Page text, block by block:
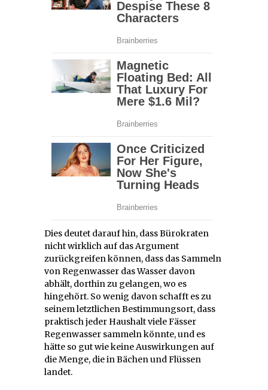
Dies deutet darauf hin, dass Bürokraten
nicht wirklich auf das Argument
zurückgreifen können, dass das Sammeln
von Regenwasser das Wasser davon
abhält, dorthin zu gelangen, wo es
hingehört. So wenig davon schafft es zu
seinem letztlichen Bestimmungsort, dass
praktisch jeder Haushalt viele Fässer
Regenwasser sammeln könnte, und es
hätte so gut wie keine Auswirkungen auf
die Menge, die in Bächen und Flüssen
landet.